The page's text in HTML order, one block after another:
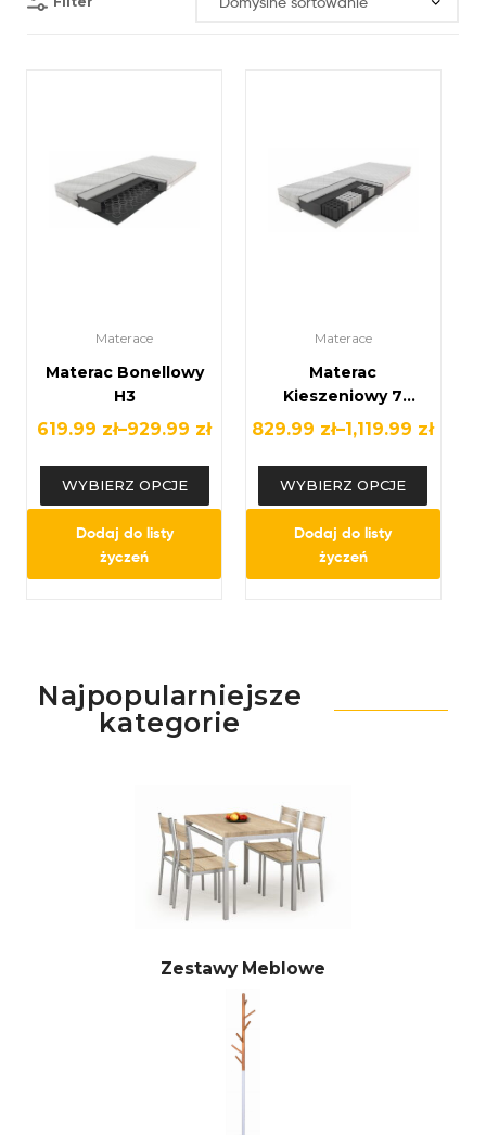
Materace
Materac Bonellowy
H3
619.99 zł–929.99 zł
WYBIERZ OPCJE
Dodaj do listy
życzeń
Materace
Materac
Kieszeniowy 7
Stref H3
829.99 zł–1,119.99 zł
WYBIERZ OPCJE
Dodaj do listy
życzeń
Najpopularniejsze
kategorie
Zestawy Meblowe